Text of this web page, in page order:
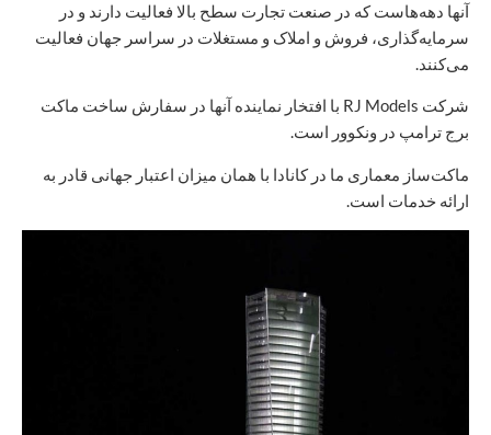
آنها دهه‌هاست که در صنعت تجارت سطح بالا فعالیت دارند و در
سرمایه‌گذاری، فروش و املاک و مستغلات در سراسر جهان فعالیت
می‌کنند.
شرکت RJ Models با افتخار نماینده آنها در سفارش ساخت ماکت
برج ترامپ در ونکوور است.
ماکت‌ساز معماری ما در کانادا با همان میزان اعتبار جهانی قادر به
ارائه خدمات است.